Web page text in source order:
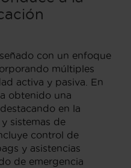
con un enfoque
múltiples
activa y pasiva. En
obtenido una
en la
sistemas de
control de
y asistencias
de emergencia